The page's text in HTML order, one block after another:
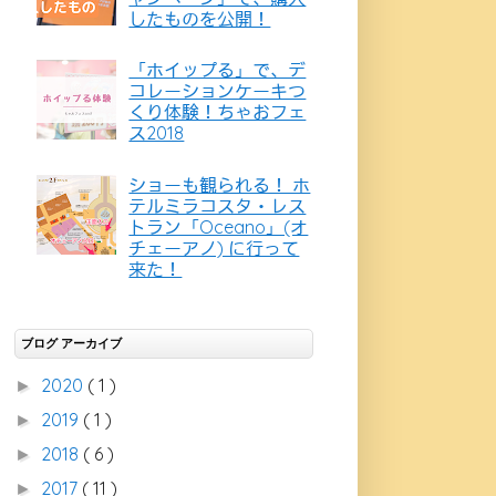
したものを公開！
「ホイップる」で、デ
コレーションケーキつ
くり体験！ちゃおフェ
ス2018
ショーも観られる！ ホ
テルミラコスタ・レス
トラン「Oceano」(オ
チェーアノ) に行って
来た！
ブログ アーカイブ
► 2020 ( 1 )
► 2019 ( 1 )
► 2018 ( 6 )
► 2017 ( 11 )